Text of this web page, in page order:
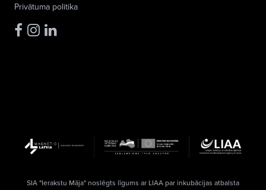
Privātuma politika
SIA "Ierakstu Māja" noslēgts līgums ar LIAA par inkubācijas atbalsta